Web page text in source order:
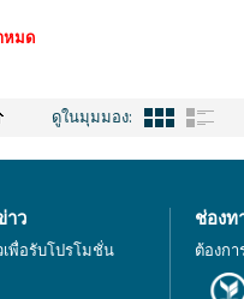
หมด
ดูในมุมมอง:
าว
พื่อรับโปรโมชั่น
ช่องท
ต้องก